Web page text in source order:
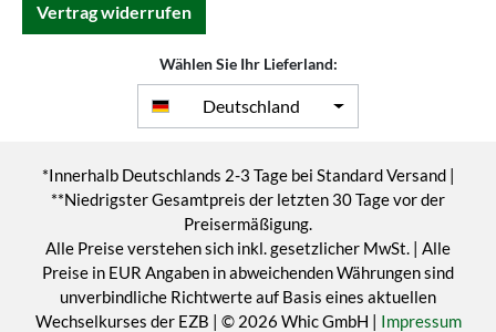
Vertrag widerrufen
Wählen Sie Ihr Lieferland:
Deutschland
*Innerhalb Deutschlands 2-3 Tage bei Standard Versand |
**Niedrigster Gesamtpreis der letzten 30 Tage vor der
Preisermäßigung.
Alle Preise verstehen sich inkl. gesetzlicher MwSt. | Alle
Preise in EUR Angaben in abweichenden Währungen sind
unverbindliche Richtwerte auf Basis eines aktuellen
Wechselkurses der EZB | © 2026 Whic GmbH | Impressum